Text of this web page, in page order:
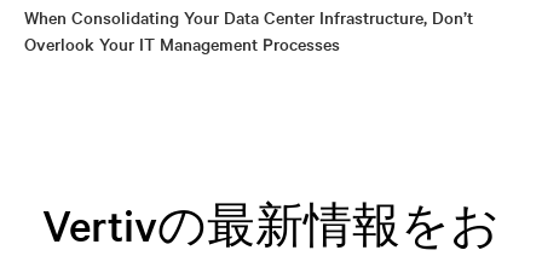
When Consolidating Your Data Center Infrastructure, Don’t
Overlook Your IT Management Processes
Vertivの最新情報をお